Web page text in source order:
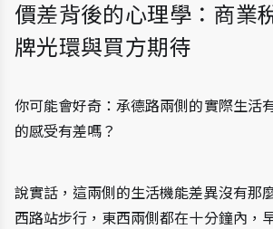
價差背後的心理學：商業
牌光環與買方期待
你可能會好奇：承德路兩側的實際生活
的感受有差嗎？
說實話，這兩側的生活機能差異沒有那
西路站步行，東西兩側都在十分鐘內，